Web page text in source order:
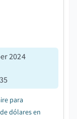
2024
para
dólares en